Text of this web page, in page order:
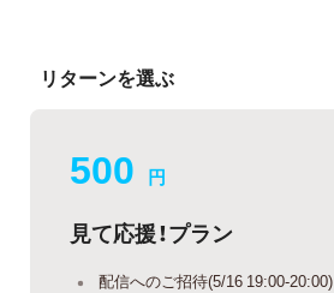
リターンを選ぶ
500 円
見て応援！プラン
配信へのご招待(5/16 19:00-20:00)